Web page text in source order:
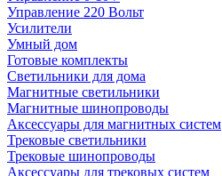
Управление 220 Вольт
Усилители
Умный дом
Готовые комплекты
Светильники для дома
Магнитные светильники
Магнитные шинопроводы
Аксессуары для магнитных систем
Трековые светильники
Трековые шинопроводы
Аксессуары для трековых систем